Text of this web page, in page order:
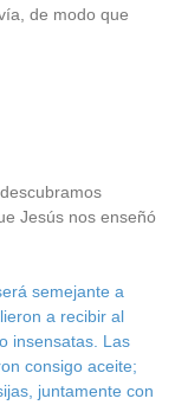
de modo que
Jesús nos enseñó
semejante a
a recibir al
insensatas. Las
consigo aceite;
juntamente con